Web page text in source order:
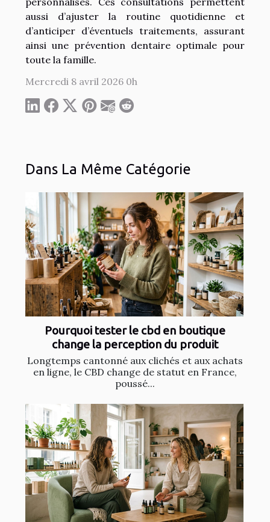
aussi d’ajuster la routine quotidienne et
d’anticiper d’éventuels traitements, assurant
ainsi une prévention dentaire optimale pour
toute la famille.
Mercredi 8 avril 2026 0h
Dans La Même Catégorie
Pourquoi tester le cbd en boutique
change la perception du produit
Longtemps cantonné aux clichés et aux achats
en ligne, le CBD change de statut en France,
poussé...